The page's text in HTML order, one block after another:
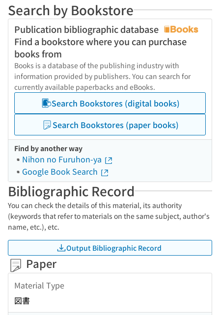
Search by Bookstore
Publication bibliographic database
Find a bookstore where you can purchase
books from
Books is a database of the publishing industry with
information provided by publishers. You can search for
currently available paperbacks and eBooks.
Search Bookstores (digital books)
Search Bookstores (paper books)
Find by another way
Nihon no Furuhon-ya
Google Book Search
Bibliographic Record
You can check the details of this material, its authority
(keywords that refer to materials on the same subject, author's
name, etc.), etc.
Output Bibliographic Record
Paper
Material Type
図書